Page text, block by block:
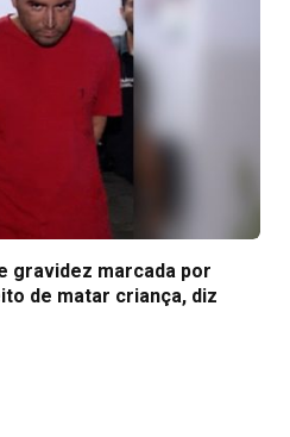
gravidez marcada por
de matar criança, diz